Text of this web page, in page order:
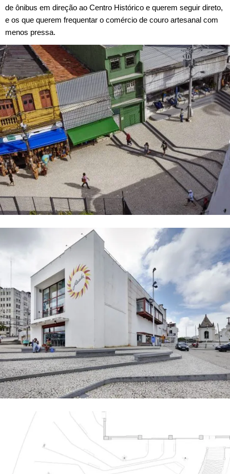
de ônibus em direção ao Centro Histórico e querem seguir direto,
e os que querem frequentar o comércio de couro artesanal com
menos pressa.